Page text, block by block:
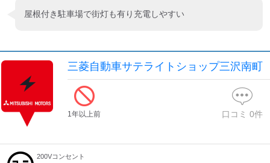
屋根付き駐車場で街灯も有り充電しやすい
三菱自動車サテライトショップ三沢南町
1年以上前 口コミ 0件
200Vコンセント